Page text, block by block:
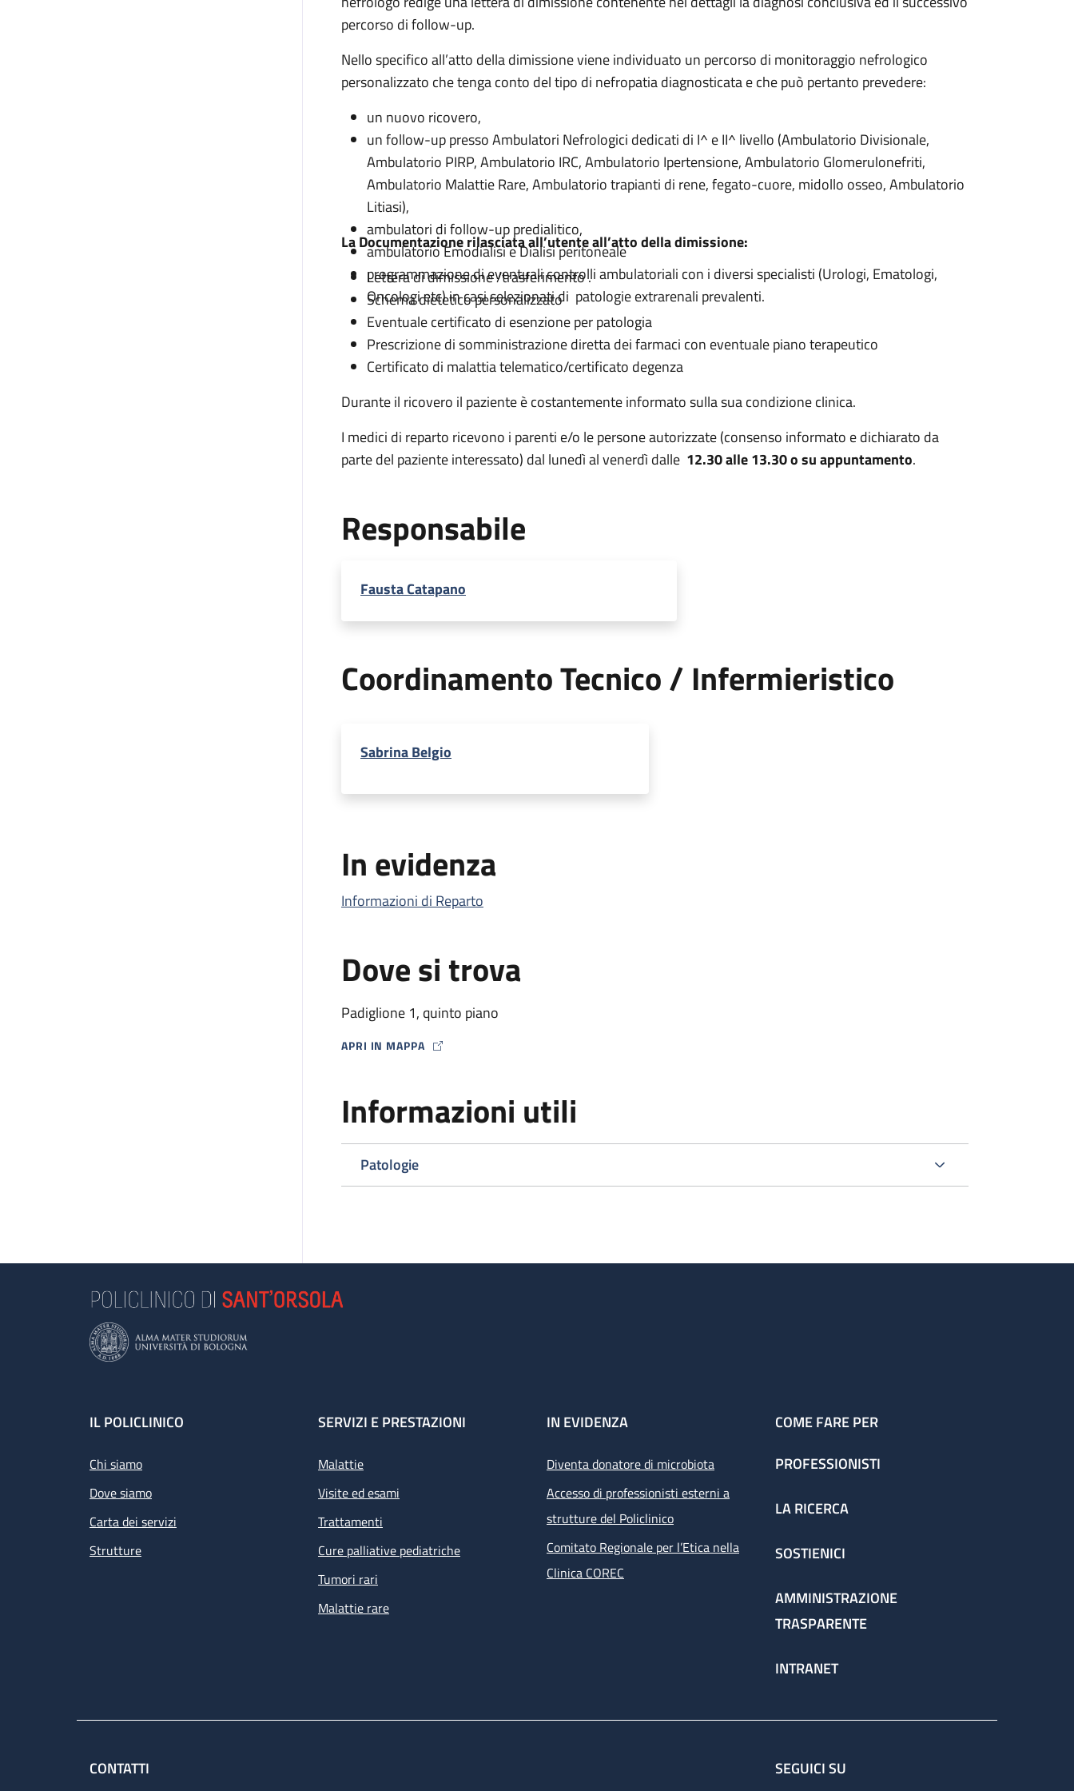
percorso di follow-up.
Nello specifico all’atto della dimissione viene individuato un percorso di monitoraggio nefrologico
personalizzato che tenga conto del tipo di nefropatia diagnosticata e che può pertanto prevedere:
un nuovo ricovero,
un follow-up presso Ambulatori Nefrologici dedicati di I^ e II^ livello (Ambulatorio Divisionale,
Ambulatorio PIRP, Ambulatorio IRC, Ambulatorio Ipertensione, Ambulatorio Glomerulonefriti,
Ambulatorio Malattie Rare, Ambulatorio trapianti di rene, fegato-cuore, midollo osseo, Ambulatorio
Litiasi),
ambulatori di follow-up predialitico,
ambulatorio Emodialisi e Dialisi peritoneale
programmazione di eventuali controlli ambulatoriali con i diversi specialisti (Urologi, Ematologi,
Oncologi etc) in casi selezionati di patologie extrarenali prevalenti.
La Documentazione rilasciata all’utente all’atto della dimissione:
Lettera di dimissione /trasferimento .
Schema dietetico personalizzato
Eventuale certificato di esenzione per patologia
Prescrizione di somministrazione diretta dei farmaci con eventuale piano terapeutico
Certificato di malattia telematico/certificato degenza
Durante il ricovero il paziente è costantemente informato sulla sua condizione clinica.
I medici di reparto ricevono i parenti e/o le persone autorizzate (consenso informato e dichiarato da
parte del paziente interessato) dal lunedì al venerdì dalle 12.30 alle 13.30 o su appuntamento.
Responsabile
Fausta Catapano
Coordinamento Tecnico / Infermieristico
Sabrina Belgio
In evidenza
Informazioni di Reparto
Dove si trova
Padiglione 1, quinto piano
APRI IN MAPPA
MAP ICON
Informazioni utili
Patologie
Footer
IL POLICLINICO
Chi siamo
Dove siamo
Carta dei servizi
Strutture
SERVIZI E PRESTAZIONI
Malattie
Visite ed esami
Trattamenti
Cure palliative pediatriche
Tumori rari
Malattie rare
IN EVIDENZA
Diventa donatore di microbiota
Accesso di professionisti esterni a
strutture del Policlinico
Comitato Regionale per l’Etica nella
Clinica COREC
COME FARE PER
PROFESSIONISTI
LA RICERCA
SOSTIENICI
AMMINISTRAZIONE
TRASPARENTE
INTRANET
CONTATTI SEGUICI SU